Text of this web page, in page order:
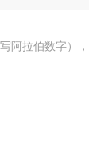
阿拉伯数字）